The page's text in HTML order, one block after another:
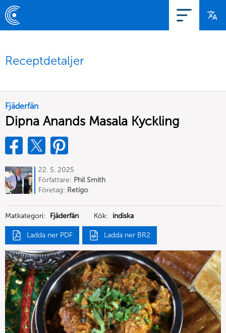
Receptdetaljer
Fjäderfän
Dipna Anands Masala Kyckling
22. 5. 2025
Författare: Phil Smith
Företag: Retigo
Matkategori: Fjäderfän Kök: indiska
Ladda ner PDF Ladda ner BR2